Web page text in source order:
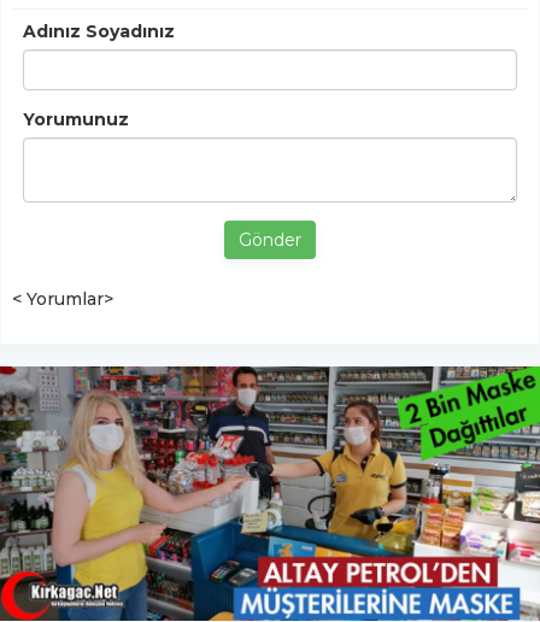
Adınız Soyadınız
Yorumunuz
Gönder
< Yorumlar>